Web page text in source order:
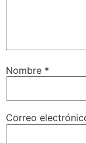
Nombre *
Correo